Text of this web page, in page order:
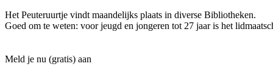
Het Peuteruurtje vindt maandelijks plaats in diverse Bibliotheken.
Goed om te weten: voor jeugd en jongeren tot 27 jaar is het
Meld je nu (gratis) aan